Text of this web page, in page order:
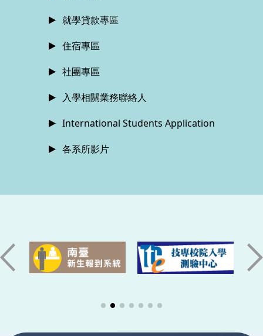
就學貸款專區
住宿專區
社團專區
入學相關業務聯絡人
International Students Application
各系所影片